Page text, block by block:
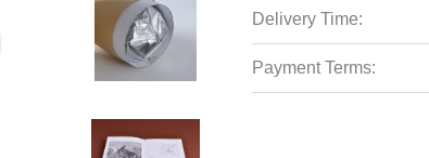
Delivery Time:
Payment Terms: